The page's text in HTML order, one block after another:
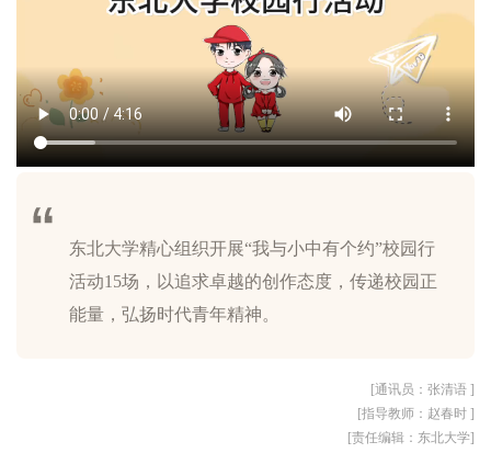
东北大学精心组织开展“我与小中有个约”校园行
活动15场，以追求卓越的创作态度，传递校园正
[通讯员：张清语 ]
[指导教师：赵春时 ]
[责任编辑：东北大学]